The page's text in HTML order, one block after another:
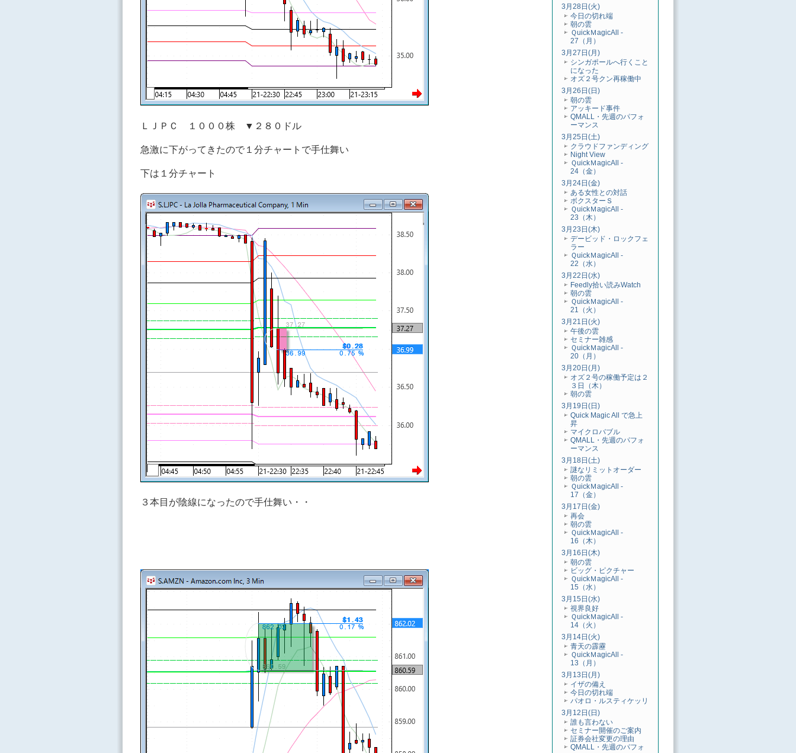
ＬＪＰＣ １０００株 ▼２８０ドル
急激に下がってきたので１分チャートで手仕舞い
下は１分チャート
３本目が陰線になったので手仕舞い・・
3月28日(火)
今日の切れ端
朝の雲
ＱuickＭagicAll -
27（月）
3月27日(月)
シンガポールへ行くこと
になった
オズ２号クン再稼働中
3月26日(日)
朝の雲
アッキード事件
QMALL・先週のパフォ
ーマンス
3月25日(土)
クラウドファンディング
Night View
ＱuickＭagicAll -
24（金）
3月24日(金)
ある女性との対話
ボクスターＳ
ＱuickＭagicAll -
23（木）
3月23日(木)
デービッド・ロックフェ
ラー
ＱuickＭagicAll -
22（水）
3月22日(水)
Feedly拾い読みWatch
朝の雲
ＱuickＭagicAll -
21（火）
3月21日(火)
午後の雲
セミナー雑感
ＱuickＭagicAll -
20（月）
3月20日(月)
オズ２号の稼働予定は２
３日（木）
朝の雲
3月19日(日)
Quick Magic All で急上
昇
マイクロバブル
QMALL・先週のパフォ
ーマンス
3月18日(土)
謎なリミットオーダー
朝の雲
ＱuickＭagicAll -
17（金）
3月17日(金)
再会
朝の雲
ＱuickＭagicAll -
16（木）
3月16日(木)
朝の雲
ビッグ・ピクチャー
ＱuickＭagicAll -
15（水）
3月15日(水)
視界良好
ＱuickＭagicAll -
14（火）
3月14日(火)
青天の霹靂
ＱuickＭagicAll -
13（月）
3月13日(月)
イザの備え
今日の切れ端
パオロ・ルスティケッリ
3月12日(日)
誰も言わない
セミナー開催のご案内
証券会社変更の理由
QMALL・先週のパフォ